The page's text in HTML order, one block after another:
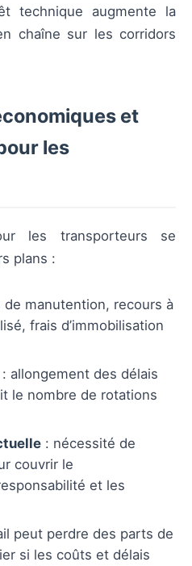
technique augmente la
chaîne sur les corridors
et
les
les transporteurs se
plans :
de manutention, recours à
frais d’immobilisation
: allongement des délais
le nombre de rotations
: nécessité de
couvrir le
et les
peut perdre des parts de
si les coûts et délais